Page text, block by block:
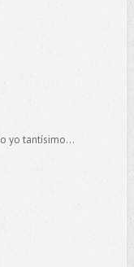
yo tantísimo...